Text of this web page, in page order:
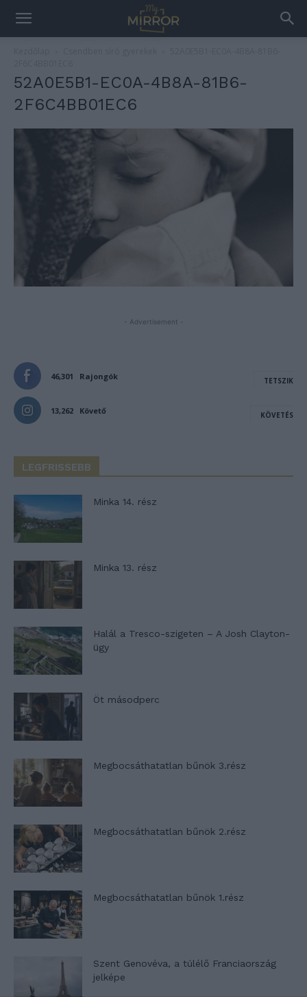
52A0E5B1-EC0A-4B8A-81B6-
2F6C4BB01EC6
- Advertisement -
46,301 Rajongók TETSZIK
13,262 Követő KÖVETÉS
LEGFRISSEBB
Minka 14. rész
Minka 13. rész
Halál a Tresco-szigeten – A Josh Clayton-
ügy
Öt másodperc
Megbocsáthatatlan bűnök 3.rész
Megbocsáthatatlan bűnök 2.rész
Megbocsáthatatlan bűnök 1.rész
Szent Genovéva, a túlélő Franciaország
jelképe